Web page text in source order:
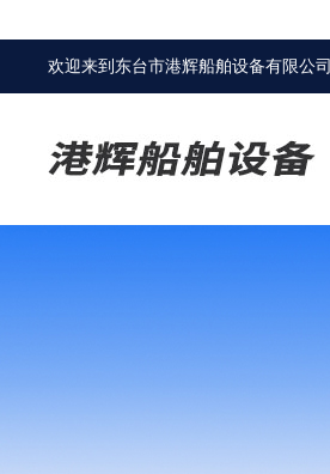
欢迎来到 东台市港辉船舶设备有限公司